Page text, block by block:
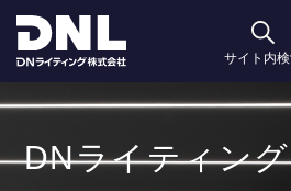
サイト内
DNライティン